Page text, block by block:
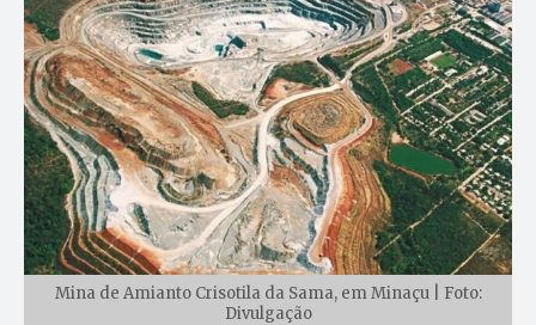
Mina de Amianto Crisotila da Sama, em Minaçu | Foto:
Divulgação